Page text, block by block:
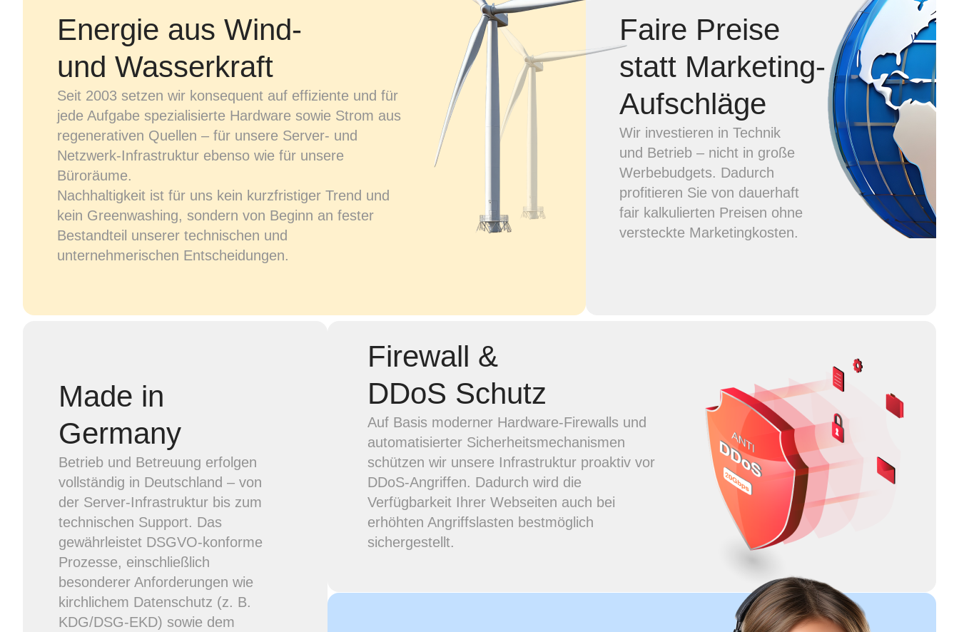
Energie aus Wind-
und Wasserkraft
Seit 2003 setzen wir konsequent auf effiziente und für
jede Aufgabe spezialisierte Hardware sowie Strom aus
regenerativen Quellen – für unsere Server- und
Netzwerk-Infrastruktur ebenso wie für unsere
Büroräume.
Nachhaltigkeit ist für uns kein kurzfristiger Trend und
kein Greenwashing, sondern von Beginn an fester
Bestandteil unserer technischen und
unternehmerischen Entscheidungen.
Faire Preise
statt Marketing-
Aufschläge
Wir investieren in Technik
und Betrieb – nicht in große
Werbebudgets. Dadurch
profitieren Sie von dauerhaft
fair kalkulierten Preisen ohne
versteckte Marketingkosten.
Made in
Germany
Betrieb und Betreuung erfolgen
vollständig in Deutschland – von
der Server-Infrastruktur bis zum
technischen Support. Das
gewährleistet DSGVO-konforme
Prozesse, einschließlich
besonderer Anforderungen wie
kirchlichem Datenschutz (z. B.
KDG/DSG-EKD) sowie dem
Firewall &
DDoS Schutz
Auf Basis moderner Hardware-Firewalls und
automatisierter Sicherheitsmechanismen
schützen wir unsere Infrastruktur proaktiv vor
DDoS-Angriffen. Dadurch wird die
Verfügbarkeit Ihrer Webseiten auch bei
erhöhten Angriffslasten bestmöglich
sichergestellt.